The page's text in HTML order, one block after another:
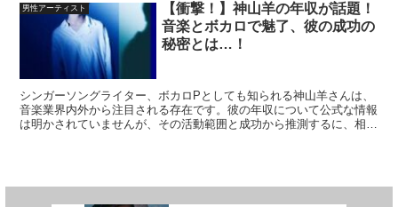
男性アーティスト
【衝撃！】神山羊の年収が話題！
音楽とボカロで魅了、彼の成功の
秘密とは…！
シンガーソングライター、ボカロPとしても知られる神山羊さんは、
音楽業界内外から注目される存在です。彼の年収について公式な情報
は明かされていませんが、その活動範囲と成功から推測するに、相当